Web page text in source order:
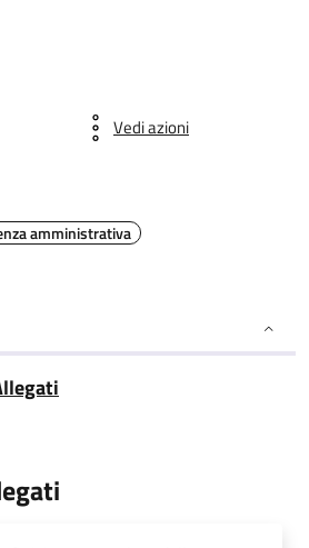
Vedi azioni
amministrativa